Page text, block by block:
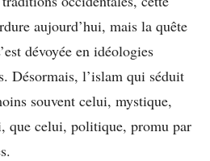
aujourd’hui, mais la quête
dévoyée en idéologies
Désormais, l’islam qui séduit
souvent celui, mystique,
que celui, politique, promu par